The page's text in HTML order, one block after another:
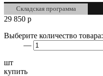
Складская программа
29 850 р
Выберите количество товара:
—
шт
купить